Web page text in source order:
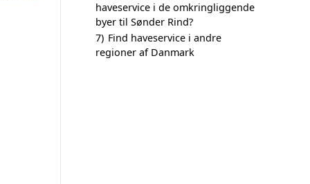
haveservice i de omkringliggende
byer til Sønder Rind?
7) Find haveservice i andre
regioner af Danmark